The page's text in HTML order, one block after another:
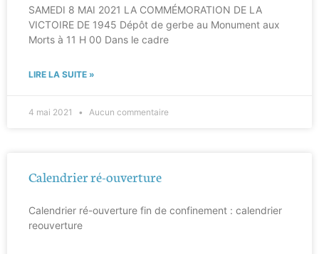
SAMEDI 8 MAI 2021 LA COMMÉMORATION DE LA
VICTOIRE DE 1945 Dépôt de gerbe au Monument aux
Morts à 11 H 00 Dans le cadre
LIRE LA SUITE »
4 mai 2021 Aucun commentaire
Calendrier ré-ouverture
Calendrier ré-ouverture fin de confinement : calendrier
reouverture